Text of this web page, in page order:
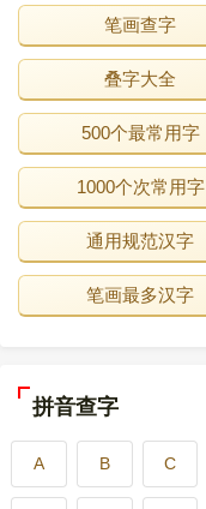
笔画查字
叠字大全
500个最常用字
1000个次常用字
通用规范汉字
笔画最多汉字
拼音查字
A B C